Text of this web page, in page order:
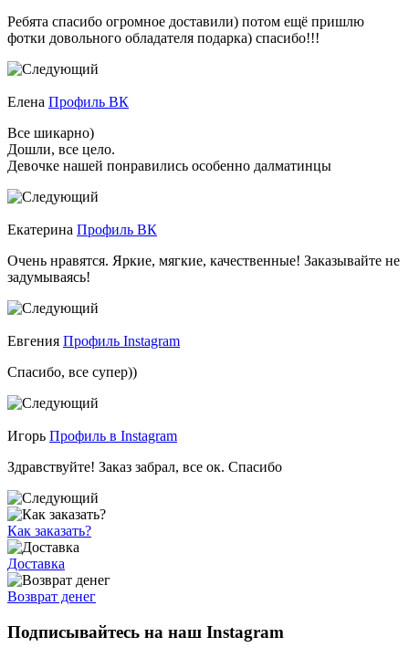
Ребята спасибо огромное доставили) потом ещё пришлю
фотки довольного обладателя подарка) спасибо!!!
Елена Профиль ВК
Все шикарно)
Дошли, все цело.
Девочке нашей понравились особенно далматинцы
Екатерина Профиль ВК
Очень нравятся. Яркие, мягкие, качественные! Заказывайте не
задумываясь!
Евгения Профиль Instagram
Спасибо, все супер))
Игорь Профиль в Instagram
Здравствуйте! Заказ забрал, все ок. Спасибо
Как заказать?
Доставка
Возврат денег
Подписывайтесь на наш Instagram